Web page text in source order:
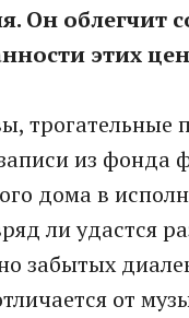
Он облегчит
этих
трогательные
из фонда
дома в
ли удастся
забытых
от